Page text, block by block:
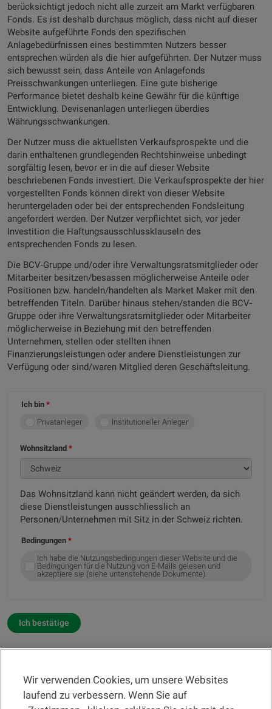
berücksichtigt jedoch nicht alle zurzeit am Markt verfügbaren
Fonds. Es ist deshalb durchaus möglich, dass nicht auf dieser
Website aufgeführte Fonds den spezifischen
Anlagebedürfnissen eines bestimmten Nutzers besser
entsprechen würden als die hier aufgeführten. Der Nutzer muss
sich bewusst sein, dass Anteile von Anlagefonds
Preisschwankungen unterliegen. Eine gute bisherige
Performance bietet deshalb keine Gewähr für die künftige
Entwicklung. Devisenanlagen unterliegen überdies
Währungsschwankungen.
Der Nutzer muss die aktuellsten Verkaufsprospekte und die
darin enthaltenen grundlegenden Rechtshinweise unbedingt
sorgfältig lesen, bevor er in die auf dieser Website
beschriebenen Fonds investiert. Die Verkaufsprospekte der hier
vorgestellten Fonds können direkt von dieser Website
heruntergeladen oder bei der entsprechenden Fondsleitung
angefordert werden. Der Nutzer verpflichtet sich, vor jeder
Investition die Haftungsausschlussklauseln des
entsprechenden Fonds zu lesen.
Die BCV-Gruppe und/oder ihre Verwaltungsratsmitglieder oder
Mitarbeiter besitzen/besassen möglicherweise Anteile oder
Positionen bzw. handeln/handelten als Market Maker mit den
betreffenden Titeln. Darüber hinaus stehen/standen die BCV-
Gruppe oder ihre Verwaltungsratsmitglieder oder Mitarbeiter
möglicherweise in Beziehung mit den betreffenden
Unternehmen, stellen oder stellten ihnen
Finanzierungsleistungen oder andere Dienstleistungen zur
Verfügung oder sind/waren Mitglied deren Geschäftsleitung.
Ich bin
Privatanleger
Institutioneller Anleger
Wohnsitzland
Das Wohnsitzland kann nicht geändert werden, da sich
diese Dienstleistungen ausschliesslich an
Personen/Unternehmen mit Sitz in der Schweiz richten.
Bedingungen
Ich habe die Nutzungsbedingungen dieser Website und die
Bedingungen für die Nutzung von E-Mails gelesen und
akzeptiere sie (siehe untenstehende Dokumente).
Ich bestätige
RECHTSINFORMATION
Wir verwenden Cookies, um unsere Websites
laufend zu verbessern. Wenn Sie auf